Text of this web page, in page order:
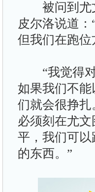
被问到尤文
皮尔洛说道
但我们在跑位
“我觉得对
如果我们不
们就会很挣
必须刻在尤
平，我们可
的东西。”